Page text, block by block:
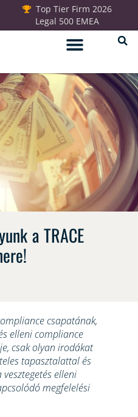
Top Tier Firm 2026
Legal 500 EMEA
a TRACE
csapatának,
elleni compliance
csak olyan irodákat
tapasztalattal és
elleni
megfelelési